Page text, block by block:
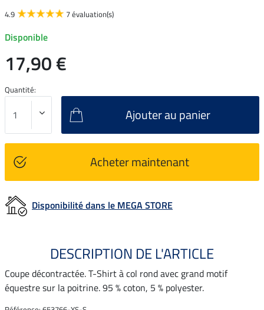
4.9 7 évaluation(s)
Disponible
17,90 €
Quantité:
Ajouter au panier
Acheter maintenant
Disponibilité dans le MEGA STORE
DESCRIPTION DE L'ARTICLE
Coupe décontractée. T-Shirt à col rond avec grand motif
équestre sur la poitrine. 95 % coton, 5 % polyester.